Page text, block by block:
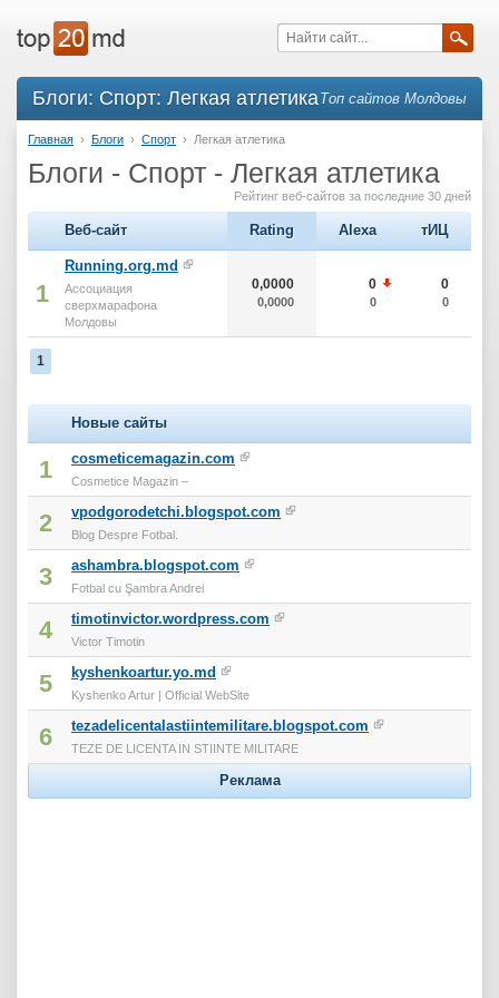
Блоги: Спорт: Легкая атлетикаТоп сайтов Молдовы
Главная › Блоги › Спорт › Легкая атлетика
Блоги - Спорт - Легкая атлетика
Рейтинг веб-сайтов за последние 30 дней
Веб-сайт Rating Alexa тИЦ
1
Running.org.md
Ассоциация
сверхмарафона
Молдовы
0,0000
0,0000
0
0
0
0
1
Новые сайты
1 cosmeticemagazin.com
Cosmetice Magazin –
2 vpodgorodetchi.blogspot.com
Blog Despre Fotbal.
3 ashambra.blogspot.com
Fotbal cu Şambra Andrei
4 timotinvictor.wordpress.com
Victor Timotin
5 kyshenkoartur.yo.md
Kyshenko Artur | Official WebSite
6 tezadelicentalastiintemilitare.blogspot.com
TEZE DE LICENTA IN STIINTE MILITARE
Реклама